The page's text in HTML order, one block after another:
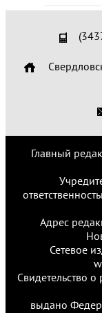
Главный
Адрес
Сетевое
Свидетельство
выдано